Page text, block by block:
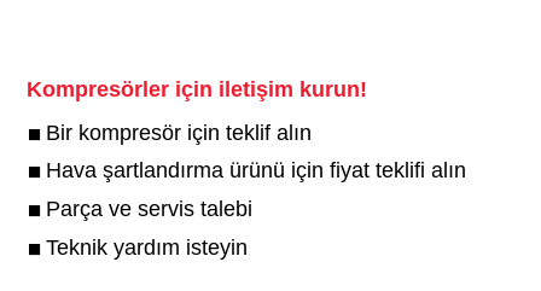
Kompresörler için iletişim kurun!
Bir kompresör için teklif alın
Hava şartlandırma ürünü için fiyat teklifi alın
Parça ve servis talebi
Teknik yardım isteyin